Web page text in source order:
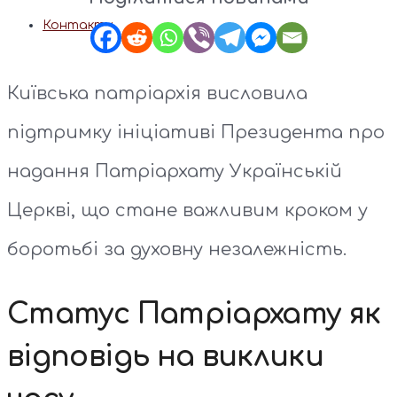
Контакти
Київська патріархія висловила
підтримку ініціативі Президента про
надання Патріархату Українській
Церкві, що стане важливим кроком у
боротьбі за духовну незалежність.
Статус Патріархату як
відповідь на виклики